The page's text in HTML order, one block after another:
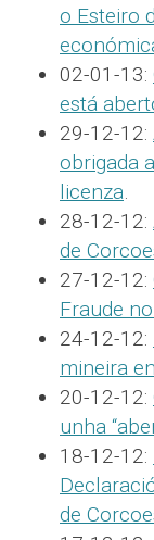
o Esteiro
02-01-13:
está
29-12-12:
obrigada
licenza.
28-12-12:
de
27-12-12:
Fraude
24-12-12:
mineira
20-12-12:
unha
18-12-12:
de